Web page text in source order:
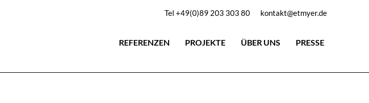
Tel +49(0)89 203 303 80 kontakt@etmyer.de
REFERENZEN PROJEKTE ÜBER UNS PRESSE